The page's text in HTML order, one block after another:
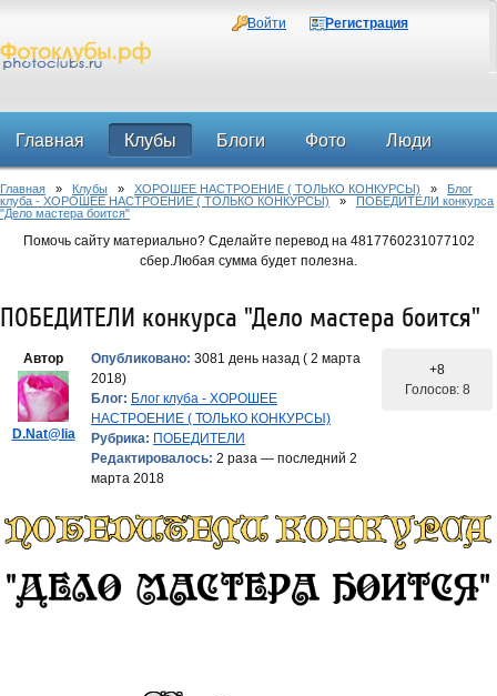
Войти Регистрация
Главная Клубы Блоги Фото Люди
Форум
Главная » Клубы » ХОРОШЕЕ НАСТРОЕНИЕ ( ТОЛЬКО КОНКУРСЫ) » Блог
клуба - ХОРОШЕЕ НАСТРОЕНИЕ ( ТОЛЬКО КОНКУРСЫ) » ПОБЕДИТЕЛИ конкурса
"Дело мастера боится"
Помочь сайту материально? Сделайте перевод на 4817760231077102
сбер.Любая сумма будет полезна.
ПОБЕДИТЕЛИ конкурса "Дело мастера боится"
Автор
D.Nat@lia
Опубликовано: 3081 день назад ( 2 марта
2018)
Блог: Блог клуба - ХОРОШЕЕ
НАСТРОЕНИЕ ( ТОЛЬКО КОНКУРСЫ)
Рубрика: ПОБЕДИТЕЛИ
Редактировалось: 2 раза — последний 2
марта 2018
+8
Голосов: 8